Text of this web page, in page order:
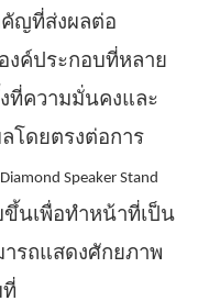
คัญที่ส่งผลต่อ
งค์ประกอบที่หลาย
ที่ความมั่นคงและ
โดยตรงต่อการ
Speaker Stand
นเพื่อทำหน้าที่เป็น
รถแสดงศักยภาพ
ที่